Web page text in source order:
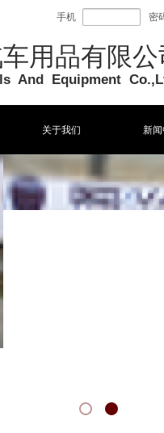
手机 密
用品有限公
And Equipment Co
关于我们 新